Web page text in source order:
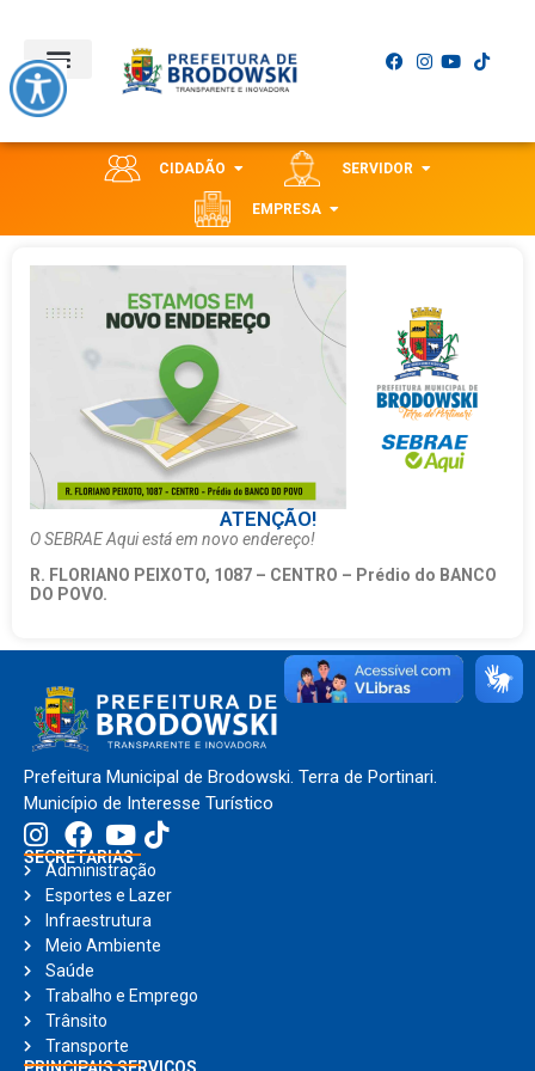
CIDADÃO SERVIDOR
EMPRESA
ATENÇÃO!
O SEBRAE Aqui está em novo endereço!
R. FLORIANO PEIXOTO, 1087 – CENTRO – Prédio do BANCO
DO POVO.
Prefeitura Municipal de Brodowski. Terra de Portinari.
Município de Interesse Turístico
SECRETARIAS
Administração
Esportes e Lazer
Infraestrutura
Meio Ambiente
Saúde
Trabalho e Emprego
Trânsito
Transporte
PRINCIPAIS SERVIÇOS